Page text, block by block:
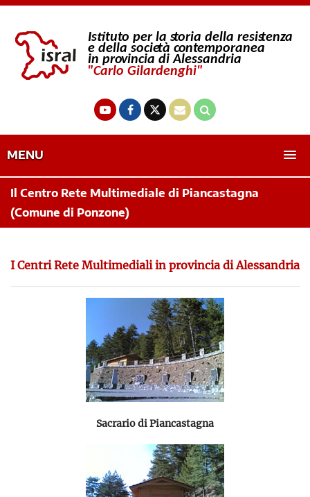
MENU
Il Centro Rete Multimediale di Piancastagna
(Comune di Ponzone)
I Centri Rete Multimediali in provincia di Alessandria
Sacrario di Piancastagna